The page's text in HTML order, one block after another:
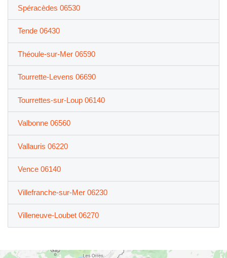
Spéracèdes 06530
Tende 06430
Théoule-sur-Mer 06590
Tourrette-Levens 06690
Tourrettes-sur-Loup 06140
Valbonne 06560
Vallauris 06220
Vence 06140
Villefranche-sur-Mer 06230
Villeneuve-Loubet 06270